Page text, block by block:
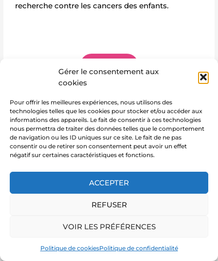
Gérer le consentement aux
cookies
Pour offrir les meilleures expériences, nous utilisons des
technologies telles que les cookies pour stocker et/ou accéder aux
informations des appareils. Le fait de consentir à ces technologies
nous permettra de traiter des données telles que le comportement
de navigation ou les ID uniques sur ce site. Le fait de ne pas
consentir ou de retirer son consentement peut avoir un effet
négatif sur certaines caractéristiques et fonctions.
ACCEPTER
REFUSER
VOIR LES PRÉFÉRENCES
Politique de cookiesPolitique de confidentialité
recherche contre les cancers des enfants.
←Article précédent Article suivant
Copyright © 2026 Marie Notre Etoile